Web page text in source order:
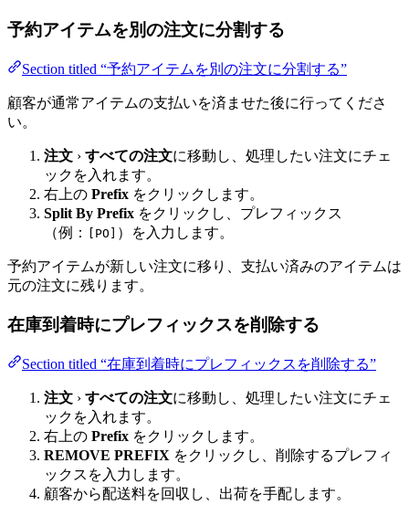
予約アイテムを別の注文に分割する
Section titled “予約アイテムを別の注文に分割する”
顧客が通常アイテムの支払いを済ませた後に行ってくださ
い。
注文 › すべての注文に移動し、処理したい注文にチェ
ックを入れます。
右上の Prefix をクリックします。
Split By Prefix をクリックし、プレフィックス
（例：
[PO] ）を入力します。
予約アイテムが新しい注文に移り、支払い済みのアイテムは
元の注文に残ります。
在庫到着時にプレフィックスを削除する
Section titled “在庫到着時にプレフィックスを削除する”
注文 › すべての注文に移動し、処理したい注文にチェ
ックを入れます。
右上の Prefix をクリックします。
REMOVE PREFIX をクリックし、削除するプレフィ
ックスを入力します。
顧客から配送料を回収し、出荷を手配します。